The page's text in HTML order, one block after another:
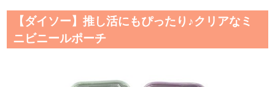
【ダイソー】推し活にもぴったり♪クリアなミ
ニビニールポーチ